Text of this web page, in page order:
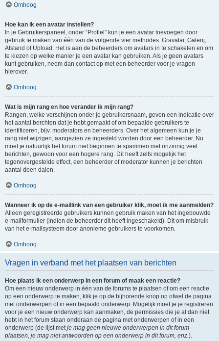
Omhoog
Hoe kan ik een avatar instellen?
In je Gebruikerspaneel, onder “Profiel” kun je een avatar toevoegen door
gebruik te maken van één van de volgende vier methodes: Gravatar, Galerij,
Afstand of Upload. Het is aan de beheerders om avatars in te schakelen en om
te kiezen op welke manier je een avatar kan gebruiken. Als je geen avatars
kunt gebruiken, neem dan contact op met een beheerder voor je vragen
hierover.
Omhoog
Wat is mijn rang en hoe verander ik mijn rang?
Rangen, welke verschijnen onder je gebruikersnaam, geven een indicatie over
het aantal berchten dat je hebt gemaakt of om bepaalde gebruikers te
identificeren, bijv. moderators en beheerders. Over het algemeen kun je je
rang niet wijzigen, aangezien ze ingesteld worden door een beheerder. Nu
moet je natuurlijk het forum niet beginnen te spammen met onzinnig veel
berichten, gewoon voor een hogere rang. Dit heeft zelfs mogelijk het
tegenovergestelde effect, een beheerder of moderator kunnen je berichten
aantal doen dalen.
Omhoog
Wanneer ik op de e-maillink van een gebruiker klik, moet ik me aanmelden?
Alleen geregistreerde gebruikers kunnen gebruik maken van het ingebouwde
e-mailformulier (indien de beheerder dit heeft ingeschakeld). Dit om misbruik
van het e-mailsysteem door anonieme gebruikers te voorkomen.
Omhoog
Vragen in verband met het plaatsen van berichten
Hoe plaats ik een onderwerp in een forum of maak een reactie?
Om een nieuw onderwerp in één van de forums te plaatsen of om een reactie
op een onderwerp te maken, klik je op de bijhorende knop op ofwel de pagina
met onderwerpen of in een bepaald onderwerp. Mogelijk moet je je registreren
voor je een nieuw onderwerp kan aanmaken, de permissies die je al dan niet
hebt in het forum staan onderaan de pagina met onderwerpen of in een
onderwerp (de lijst metje mag geen nieuwe onderwerpen in dit forum
plaatsen, je mag niet antwoorden op een onderwerp in dit forum, enz.).